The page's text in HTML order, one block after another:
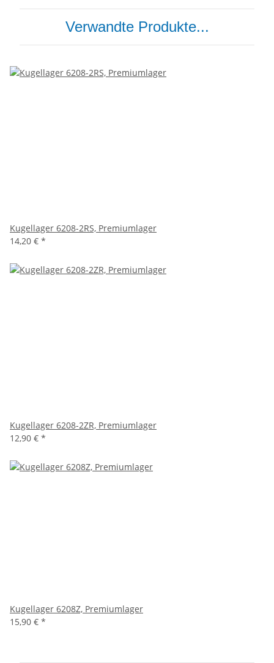
Verwandte Produkte...
Kugellager 6208-2RS, Premiumlager
14,20 € *
Kugellager 6208-2ZR, Premiumlager
12,90 € *
Kugellager 6208Z, Premiumlager
15,90 € *